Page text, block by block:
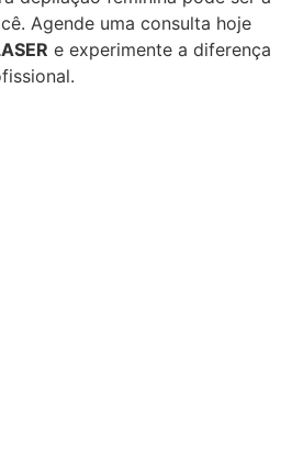
Agende uma consulta hoje
e experimente a diferença